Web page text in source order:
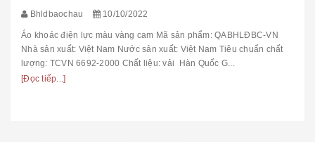
Bhldbaochau 10/10/2022
Áo khoác điện lực màu vàng cam Mã sản phẩm: QABHLĐBC-VN
Nhà sản xuất: Việt Nam Nước sản xuất: Việt Nam Tiêu chuẩn chất
lượng: TCVN 6692-2000 Chất liệu: vải Hàn Quốc G...
[Đọc tiếp...]